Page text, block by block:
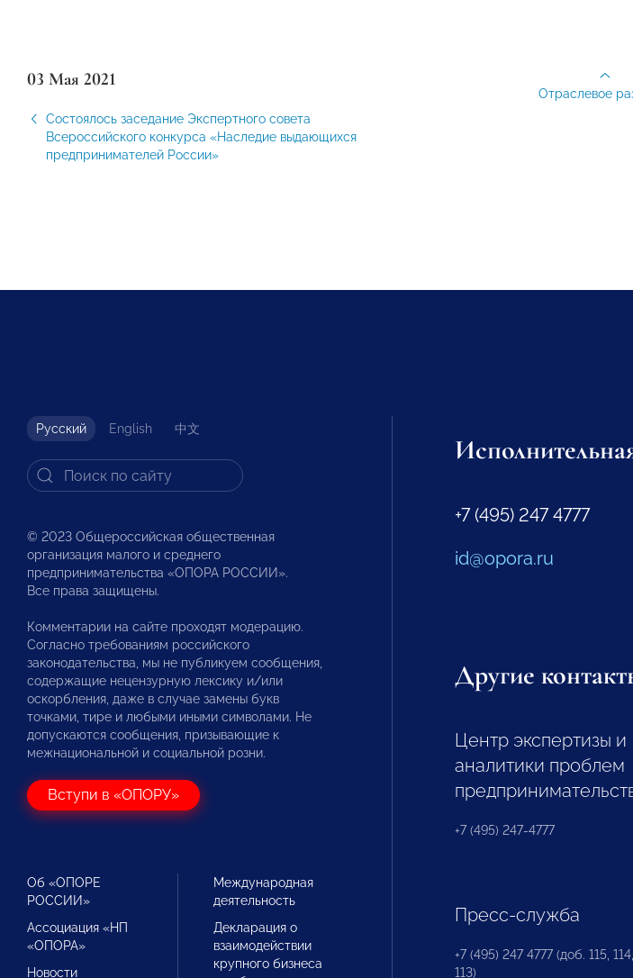
03 Мая 2021
Состоялось заседание Экспертного совета
Всероссийского конкурса «Наследие выдающихся
предпринимателей России»
Отраслевое
Русский English 中文
© 2023 Общероссийская общественная
организация малого и среднего
предпринимательства «ОПОРА РОССИИ».
Все права защищены.
Комментарии на сайте проходят модерацию.
Согласно требованиям российского
законодательства, мы не публикуем сообщения,
содержащие нецензурную лексику и/или
оскорбления, даже в случае замены букв
точками, тире и любыми иными символами. Не
допускаются сообщения, призывающие к
межнациональной и социальной розни.
Вступи в «ОПОРУ»
Об «ОПОРЕ
РОССИИ»
Ассоциация «НП
«ОПОРА»
Новости
Международная
деятельность
Декларация о
взаимодействии
крупного бизнеса
+7 (495) 247 4777
id@opora.ru
Другие
Центр экспертизы и
аналитики проблем
+7 (495) 247-4777
Пресс-служба
+7 (495) 247 4777 (доб. 115, 114,
113)